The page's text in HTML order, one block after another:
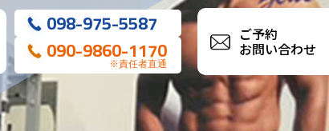
098-975-5587
090-9860-1170
※責任者直通
ご予約
お問い合わせ